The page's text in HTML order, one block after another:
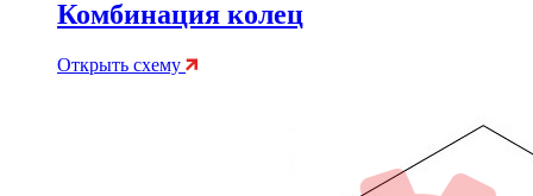
Комбинация колец
Открыть схему